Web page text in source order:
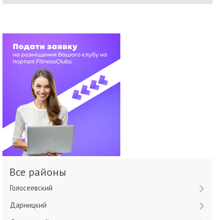
Все районы
Голосеевский
Дарницкий